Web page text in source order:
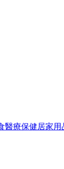
醫療保健居家用